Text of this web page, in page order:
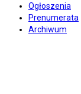
Ogłoszenia
Prenumerata
Archiwum